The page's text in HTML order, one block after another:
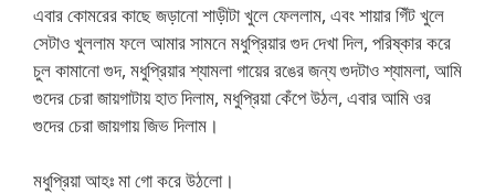
এবার কোমরের কাছে জড়ানো শাড়ীটা খুলে ফেললাম, এবং শায়ার গিঁট খুলে
সেটাও খুললাম ফলে আমার সামনে মধুপ্রিয়ার গুদ দেখা দিল, পরিষ্কার করে
চুল কামানো গুদ, মধুপ্রিয়ার শ্যামলা গায়ের রঙের জন্য গুদটাও শ্যামলা, আমি
গুদের চেরা জায়গাটায় হাত দিলাম, মধুপ্রিয়া কেঁপে উঠল, এবার আমি ওর
গুদের চেরা জায়গায় জিভ দিলাম।
মধুপ্রিয়া আহঃ মা গো করে উঠলো।